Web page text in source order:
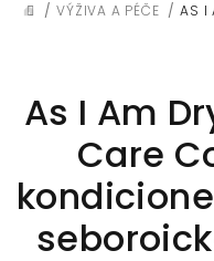
DOMŮ
/ VÝŽIVA A PÉČE / AS I
As I Am
Care